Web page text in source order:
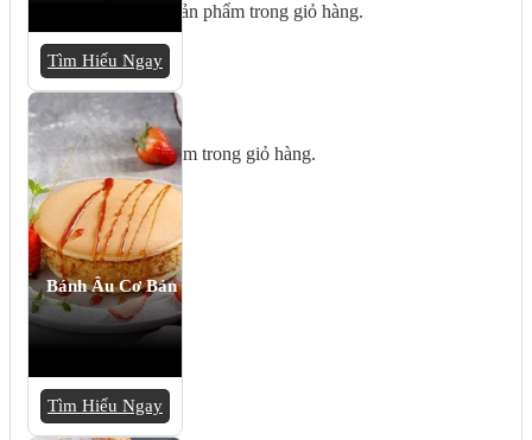
Chưa có sản phẩm trong giỏ hàng.
Giỏ hàng
Chưa có sản phẩm trong giỏ hàng.
Tìm Hiểu Ngay
Bánh Âu Cơ Bản
Tìm Hiểu Ngay